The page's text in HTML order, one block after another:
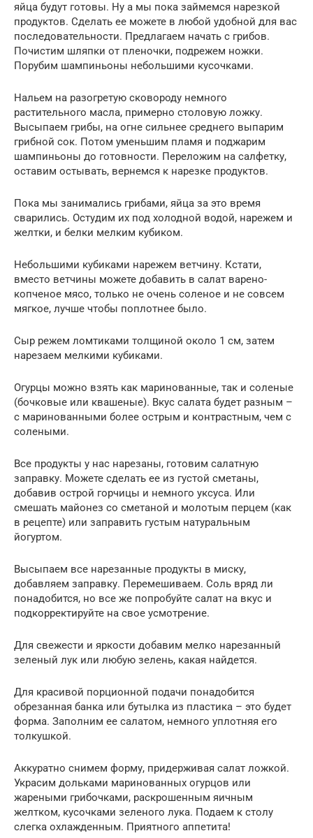
яйца будут готовы. Ну а мы пока займемся нарезкой
продуктов. Сделать ее можете в любой удобной для вас
последовательности. Предлагаем начать с грибов.
Почистим шляпки от пленочки, подрежем ножки.
Порубим шампиньоны небольшими кусочками.
Нальем на разогретую сковороду немного
растительного масла, примерно столовую ложку.
Высыпаем грибы, на огне сильнее среднего выпарим
грибной сок. Потом уменьшим пламя и поджарим
шампиньоны до готовности. Переложим на салфетку,
оставим остывать, вернемся к нарезке продуктов.
Пока мы занимались грибами, яйца за это время
сварились. Остудим их под холодной водой, нарежем и
желтки, и белки мелким кубиком.
Небольшими кубиками нарежем ветчину. Кстати,
вместо ветчины можете добавить в салат варено-
копченое мясо, только не очень соленое и не совсем
мягкое, лучше чтобы поплотнее было.
Сыр режем ломтиками толщиной около 1 см, затем
нарезаем мелкими кубиками.
Огурцы можно взять как маринованные, так и соленые
(бочковые или квашеные). Вкус салата будет разным –
с маринованными более острым и контрастным, чем с
солеными.
Все продукты у нас нарезаны, готовим салатную
заправку. Можете сделать ее из густой сметаны,
добавив острой горчицы и немного уксуса. Или
смешать майонез со сметаной и молотым перцем (как
в рецепте) или заправить густым натуральным
йогуртом.
Высыпаем все нарезанные продукты в миску,
добавляем заправку. Перемешиваем. Соль вряд ли
понадобится, но все же попробуйте салат на вкус и
подкорректируйте на свое усмотрение.
Для свежести и яркости добавим мелко нарезанный
зеленый лук или любую зелень, какая найдется.
Для красивой порционной подачи понадобится
обрезанная банка или бутылка из пластика – это будет
форма. Заполним ее салатом, немного уплотняя его
толкушкой.
Аккуратно снимем форму, придерживая салат ложкой.
Украсим дольками маринованных огурцов или
жареными грибочками, раскрошенным яичным
желтком, кусочками зеленого лука. Подаем к столу
слегка охлажденным. Приятного аппетита!